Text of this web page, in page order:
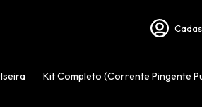
Kit Completo (Corrente Pingente